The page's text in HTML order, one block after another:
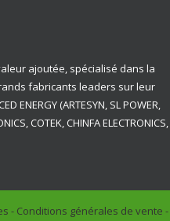
ajoutée, spécialisé dans la
fabricants leaders sur leur
ENERGY (ARTESYN, SL POWER,
COTEK, CHINFA ELECTRONICS,
- Conditions générales de vente -